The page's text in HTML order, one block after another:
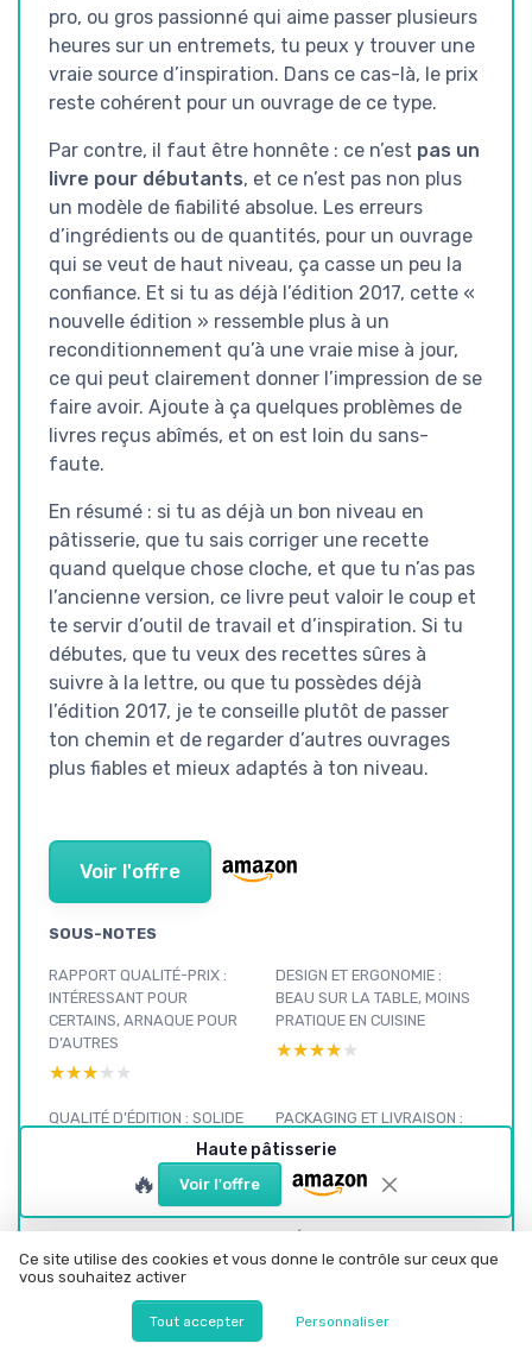
pro, ou gros passionné qui aime passer plusieurs
heures sur un entremets, tu peux y trouver une
vraie source d’inspiration. Dans ce cas-là, le prix
reste cohérent pour un ouvrage de ce type.
Par contre, il faut être honnête : ce n’est pas un
livre pour débutants, et ce n’est pas non plus
un modèle de fiabilité absolue. Les erreurs
d’ingrédients ou de quantités, pour un ouvrage
qui se veut de haut niveau, ça casse un peu la
confiance. Et si tu as déjà l’édition 2017, cette «
nouvelle édition » ressemble plus à un
reconditionnement qu’à une vraie mise à jour,
ce qui peut clairement donner l’impression de se
faire avoir. Ajoute à ça quelques problèmes de
livres reçus abîmés, et on est loin du sans-
faute.
En résumé : si tu as déjà un bon niveau en
pâtisserie, que tu sais corriger une recette
quand quelque chose cloche, et que tu n’as pas
l’ancienne version, ce livre peut valoir le coup et
te servir d’outil de travail et d’inspiration. Si tu
débutes, que tu veux des recettes sûres à
suivre à la lettre, ou que tu possèdes déjà
l’édition 2017, je te conseille plutôt de passer
ton chemin et de regarder d’autres ouvrages
plus fiables et mieux adaptés à ton niveau.
Voir l'offre
SOUS-NOTES
RAPPORT QUALITÉ-PRIX :
INTÉRESSANT POUR
CERTAINS, ARNAQUE POUR
D’AUTRES
★★★★★
★★★★★
DESIGN ET ERGONOMIE :
BEAU SUR LA TABLE, MOINS
PRATIQUE EN CUISINE
★★★★★
★★★★★
QUALITÉ D’ÉDITION : SOLIDE
MAIS PAS IRRÉPROCHABLE À
PACKAGING ET LIVRAISON :
JOLI OBJET, MAIS ATTENTION
AUX EXEMPLAIRES ABÎMÉS
★★★★★
★★★★★
PERFORMANCE EN CUISINE :
POUR LES MOTIVÉS, PAS
POUR LES PRESSÉS
PRÉSENTATION : UN LIVRE
PENSÉ POUR LES PÂTISSIERS
★★★★★
★★★★★
Haute pâtisserie
🔥 Voir l'offre
Ce site utilise des cookies et vous donne le contrôle sur ceux que
vous souhaitez activer
Tout accepter Personnaliser